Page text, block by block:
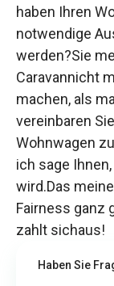
haben Ihren
notwendige
werden?Sie
Caravannicht
machen, als
vereinbaren
Wohnwagen
ich sage
wird.Das
Fairness ganz
zahlt sichaus!
Haben Sie